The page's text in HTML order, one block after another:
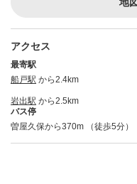
アクセス
最寄駅
船戸駅 から2.4km
岩出駅 から2.5km
バス停
曽屋久保から370m （徒歩5分）